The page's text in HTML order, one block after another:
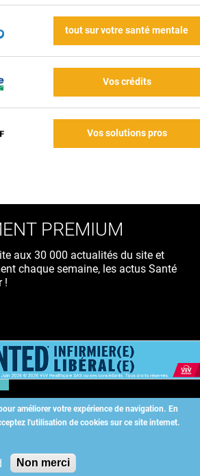
tout sur votre santé mentale
Vos crédits
Vos solutions pros
améliorer votre expérience de navigation. En
l'utilisation de cookies sur ce site internet.
Non merci
PREMIUM
aux 30 000 actualités du site et
chaque semaine, les actus Santé
!
©2026 ALLIEDHEALTH
KAURIWEB